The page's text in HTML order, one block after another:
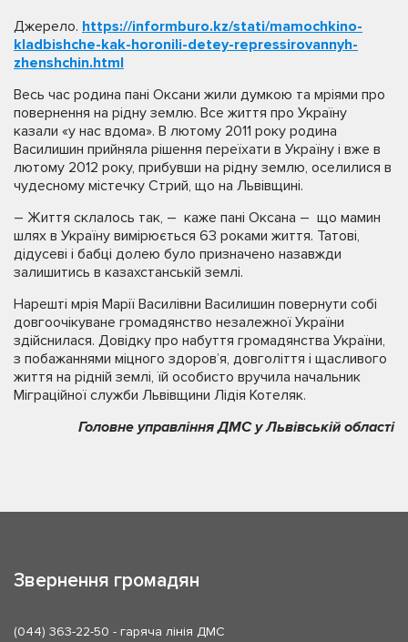
Джерело. https://informburo.kz/stati/mamochkino-
kladbishche-kak-horonili-detey-repressirovannyh-
zhenshchin.html
Весь час родина пані Оксани жили думкою та мріями про
повернення на рідну землю. Все життя про Україну
казали «у нас вдома». В лютому 2011 року родина
Василишин прийняла рішення переїхати в Україну і вже в
лютому 2012 року, прибувши на рідну землю, оселилися в
чудесному містечку Стрий, що на Львівщині.
– Життя склалось так, – каже пані Оксана – що мамин
шлях в Україну вимірюється 63 роками життя. Татові,
дідусеві і бабці долею було призначено назавжди
залишитись в казахстанській землі.
Нарешті мрія Марії Василівни Василишин повернути собі
довгоочікуване громадянство незалежної України
здійснилася. Довідку про набуття громадянства України,
з побажаннями міцного здоров’я, довголіття і щасливого
життя на рідній землі, їй особисто вручила начальник
Міграційної служби Львівщини Лідія Котеляк.
Головне управління ДМС у Львівській області
Звернення громадян
(044) 363-22-50 - гаряча лінія ДМС